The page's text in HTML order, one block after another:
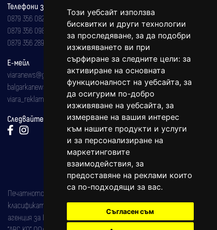
Този уебсайт използва
бисквитки и други технологии
за проследяване, за да подобри
изживяването ви при
сърфиране за следните цели: за
активиране на основната
функционалност на уебсайта, за
да осигурим по-добро
изживяване на уебсайта, за
измерване на вашия интерес
към нашите продукти и услуги
и за персонализиране на
маркетинговите
взаимодействия, за
предоставяне на реклами които
са по-подходящи за вас.
Съгласен съм
Телефони за реклама и абонаменти
0879 356 082
0879 356 098
0879 356 289
Е-мейл
viaranews@gmail.com
balgarkanews@gmail.com
viara_reklama@mail.bg
Следвайте ни:
Печатното издание на вестника е регистрирано в националния
класификатор на печатните издания (Българска национална
агенция за ISSN) под номер: ISSN 1312-4722.